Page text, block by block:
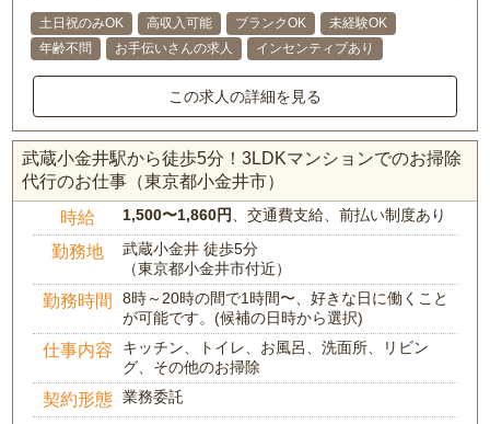
土日祝のみOK 高収入可能 ブランクOK
未経験OK
年齢不問
お手伝いさんの求人 インセンティブあり
この求人の詳細を見る
武蔵小金井駅から徒歩5分！3LDKマンションでのお掃除
代行のお仕事（東京都小金井市）
時給 1,500〜1,860円、交通費支給、前払い制度あり
勤務地
武蔵小金井 徒歩5分
（東京都小金井市付近）
勤務時間
8時～20時の間で1時間〜、好きな日に働くこと
が可能です。(候補の日時から選択)
仕事内容
キッチン、トイレ、お風呂、洗面所、リビン
グ、その他のお掃除
契約形態 業務委託